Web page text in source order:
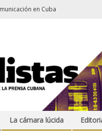
en Cuba
La cámara lúcida